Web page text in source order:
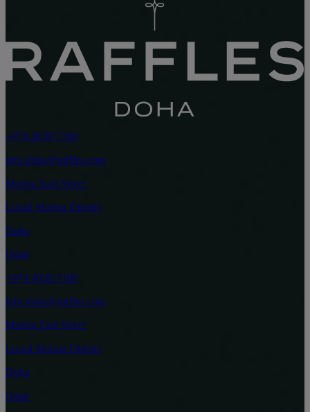
+974 4030 7100
info.doha@raffles.com
Marina East Street
Lusail Marina District
Doha
Qatar
+974 4030 7100
info.doha@raffles.com
Marina East Street
Lusail Marina District
Doha
Qatar